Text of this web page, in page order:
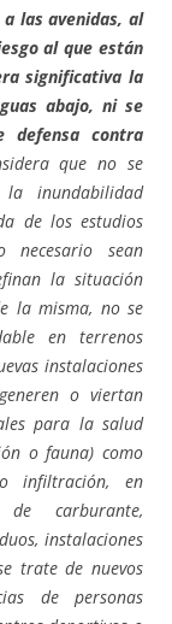
las avenidas, al
al que están
significativa la
abajo, ni se
defensa contra
que no se
inundabilidad
de los estudios
necesario sean
la situación
la misma, no se
en terrenos
instalaciones
o viertan
para la salud
o fauna) como
infiltración, en
carburante,
instalaciones
trate de nuevos
de personas